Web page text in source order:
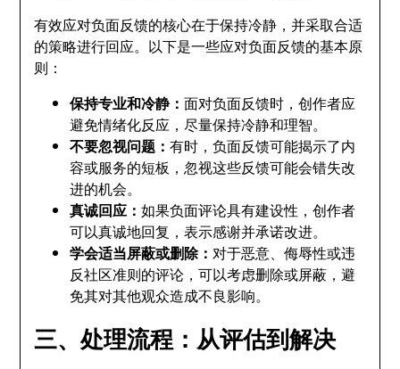
有效应对负面反馈的核心在于保持冷静，并采取合适
的策略进行回应。以下是一些应对负面反馈的基本原
则：
保持专业和冷静：面对负面反馈时，创作者应
避免情绪化反应，尽量保持冷静和理智。
不要忽视问题：有时，负面反馈可能揭示了内
容或服务的短板，忽视这些反馈可能会错失改
进的机会。
真诚回应：如果负面评论具有建设性，创作者
可以真诚地回复，表示感谢并承诺改进。
学会适当屏蔽或删除：对于恶意、侮辱性或违
反社区准则的评论，可以考虑删除或屏蔽，避
免其对其他观众造成不良影响。
三、处理流程：从评估到解决